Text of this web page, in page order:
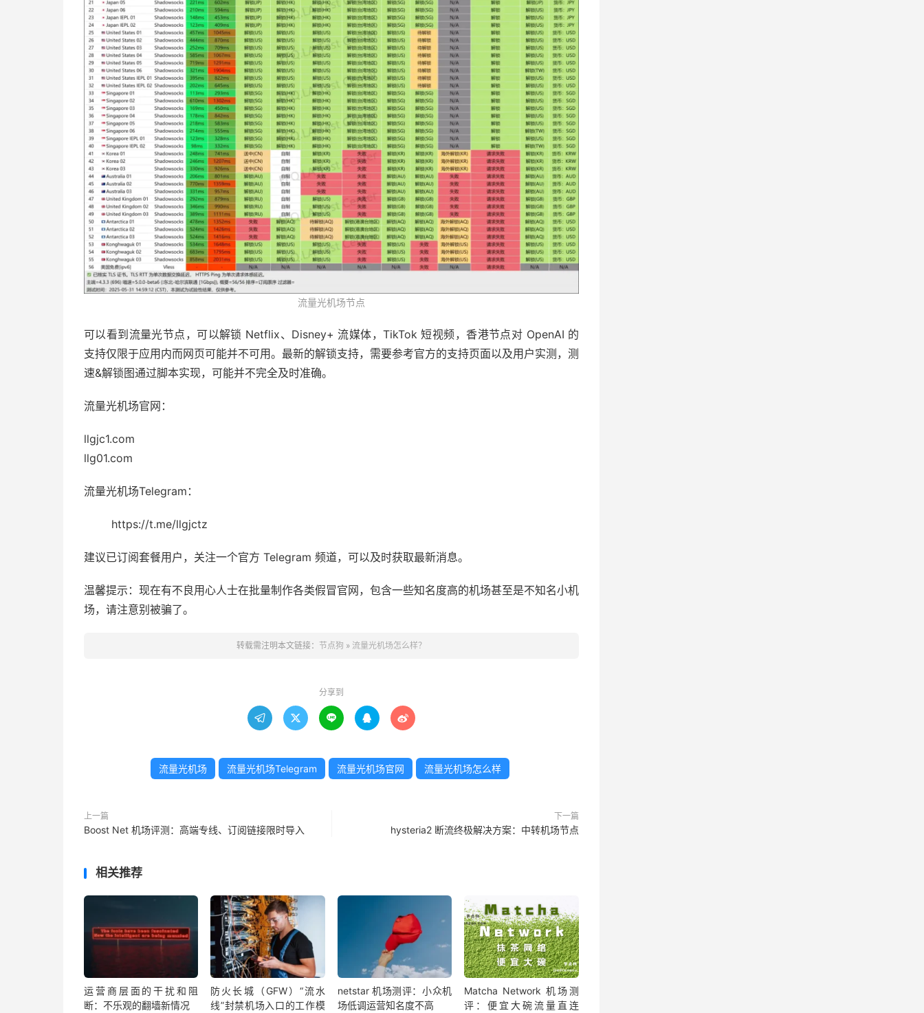
流量光机场节点
可以看到流量光节点，可以解锁 Netflix、Disney+ 流媒体，TikTok 短视频，香港节点对 OpenAI 的
支持仅限于应用内而网页可能并不可用。最新的解锁支持，需要参考官方的支持页面以及用户实测，测
速&解锁图通过脚本实现，可能并不完全及时准确。
流量光机场官网：
llgjc1.com
llg01.com
流量光机场Telegram：
https://t.me/llgjctz
建议已订阅套餐用户，关注一个官方 Telegram 频道，可以及时获取最新消息。
温馨提示：现在有不良用心人士在批量制作各类假冒官网，包含一些知名度高的机场甚至是不知名小机
场，请注意别被骗了。
转载需注明本文链接： 节点狗 » 流量光机场怎么样？
分享到
    
流量光机场 流量光机场Telegram 流量光机场官网 流量光机场怎么样
上一篇
Boost Net 机场评测：高端专线、订阅链接限时导入
下一篇
hysteria2 断流终极解决方案：中转机场节点
相关推荐
运营商层面的干扰和阻
断：不乐观的翻墙新情况
防火长城（GFW）“流水
线”封禁机场入口的工作模
netstar 机场测评：小众机
场低调运营知名度不高
Matcha Network 机场测
评：便宜大碗流量直连